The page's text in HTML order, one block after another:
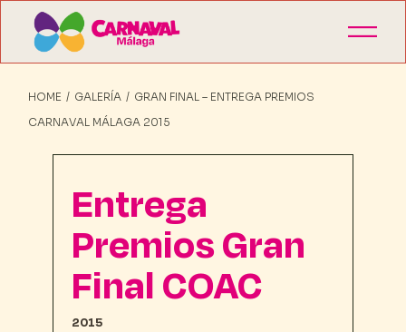
HOME GALERÍA
GRAN FINAL – ENTREGA PREMIOS
CARNAVAL MÁLAGA 2015
Entrega
Premios Gran
Final COAC
2015